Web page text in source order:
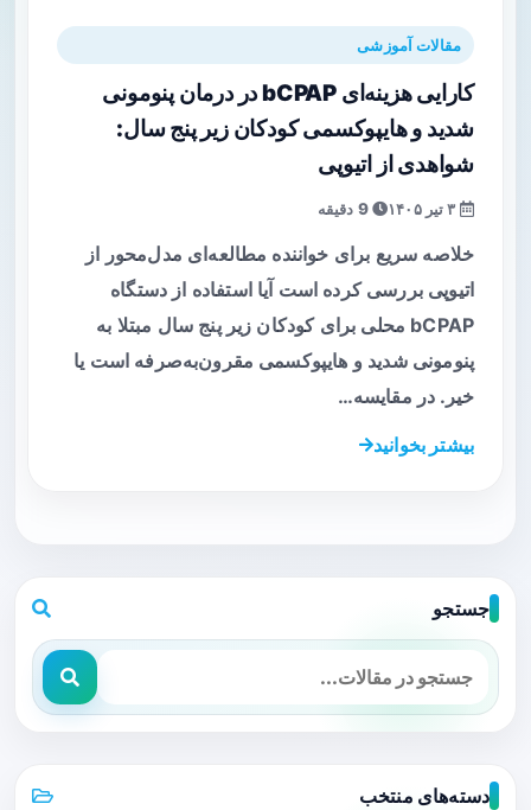
مقالات آموزشی
کارایی هزینه‌ای bCPAP در درمان پنومونی
شدید و هایپوکسمی کودکان زیر پنج سال:
شواهدی از اتیوپی
9 دقیقه
خلاصه سریع برای خواننده مطالعه‌ای مدل‌محور از
اتیوپی بررسی کرده است آیا استفاده از دستگاه
bCPAP محلی برای کودکان زیر پنج سال مبتلا به
پنومونی شدید و هایپوکسمی مقرون‌به‌صرفه است یا
خیر. در مقایسه…
بیشتر بخوانید
جستجو
دسته‌های منتخب